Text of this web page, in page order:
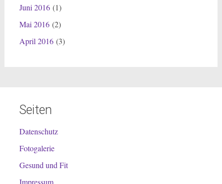
Juni 2016(1)
Mai 2016(2)
April 2016(3)
Seiten
Datenschutz
Fotogalerie
Gesund und Fit
Impressum